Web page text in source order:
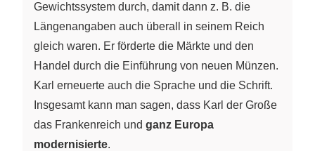
Gewichtssystem durch, damit dann z. B. die
Längenangaben auch überall in seinem Reich
gleich waren. Er förderte die Märkte und den
Handel durch die Einführung von neuen Münzen.
Karl erneuerte auch die Sprache und die Schrift.
Insgesamt kann man sagen, dass Karl der Große
das Frankenreich und ganz Europa
modernisierte.